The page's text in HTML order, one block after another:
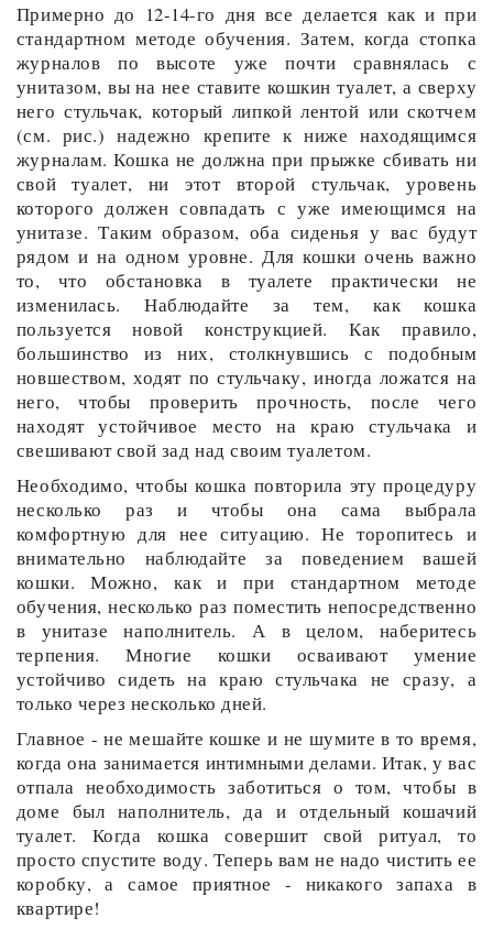
Примерно до 12-14-го дня все делается как и при
стандартном методе обучения. Затем, когда стопка
журналов по высоте уже почти сравнялась с
унитазом, вы на нее ставите кошкин туалет, а сверху
него стульчак, который липкой лентой или скотчем
(см. рис.) надежно крепите к ниже находящимся
журналам. Кошка не должна при прыжке сбивать ни
свой туалет, ни этот второй стульчак, уровень
которого должен совпадать с уже имеющимся на
унитазе. Таким образом, оба сиденья у вас будут
рядом и на одном уровне. Для кошки очень важно
то, что обстановка в туалете практически не
изменилась. Наблюдайте за тем, как кошка
пользуется новой конструкцией. Как правило,
большинство из них, столкнувшись с подобным
новшеством, ходят по стульчаку, иногда ложатся на
него, чтобы проверить прочность, после чего
находят устойчивое место на краю стульчака и
свешивают свой зад над своим туалетом.
Необходимо, чтобы кошка повторила эту процедуру
несколько раз и чтобы она сама выбрала
комфортную для нее ситуацию. Не торопитесь и
внимательно наблюдайте за поведением вашей
кошки. Можно, как и при стандартном методе
обучения, несколько раз поместить непосредственно
в унитазе наполнитель. А в целом, наберитесь
терпения. Многие кошки осваивают умение
устойчиво сидеть на краю стульчака не сразу, а
только через несколько дней.
Главное - не мешайте кошке и не шумите в то время,
когда она занимается интимными делами. Итак, у вас
отпала необходимость заботиться о том, чтобы в
доме был наполнитель, да и отдельный кошачий
туалет. Когда кошка совершит свой ритуал, то
просто спустите воду. Теперь вам не надо чистить ее
коробку, а самое приятное - никакого запаха в
квартире!